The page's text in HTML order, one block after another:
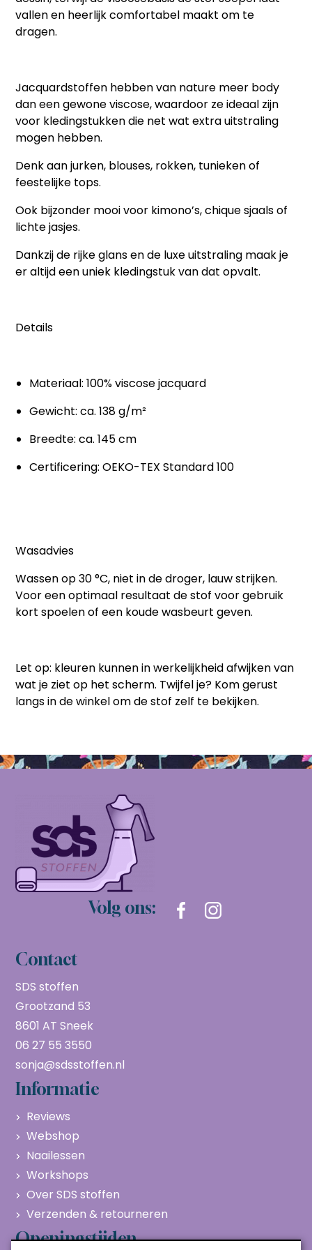
vallen en heerlijk comfortabel maakt om te
dragen.
Jacquardstoffen hebben van nature meer body
dan een gewone viscose, waardoor ze ideaal zijn
voor kledingstukken die net wat extra uitstraling
mogen hebben.
Denk aanjurken, blouses, rokken, tunieken of
feestelijke tops.
Ook bijzonder mooi voor kimono’s, chique sjaals of
lichte jasjes.
Dankzij de rijke glans en de luxe uitstraling maak je
er altijd een uniek kledingstuk van dat opvalt.
Details
Materiaal: 100% viscose jacquard
Gewicht: ca. 138 g/m²
Breedte: ca. 145 cm
Certificering: OEKO-TEX Standard 100
Wasadvies
Wassen op 30 °C, niet in de droger, lauw strijken.
Voor een optimaal resultaat de stof voor gebruik
kort spoelen of een koude wasbeurt geven.
Let op: kleuren kunnen in werkelijkheid afwijken van
wat je ziet op het scherm. Twijfel je? Kom gerust
langs in de winkel om de stof zelf te bekijken.
Volg ons:
Contact
SDS stoffen
Grootzand 53
8601 AT Sneek
06 27 55 3550
sonja@sdsstoffen.nl
Informatie
Reviews
Webshop
Naailessen
Workshops
Over SDS stoffen
Verzenden & retourneren
Openingstijden